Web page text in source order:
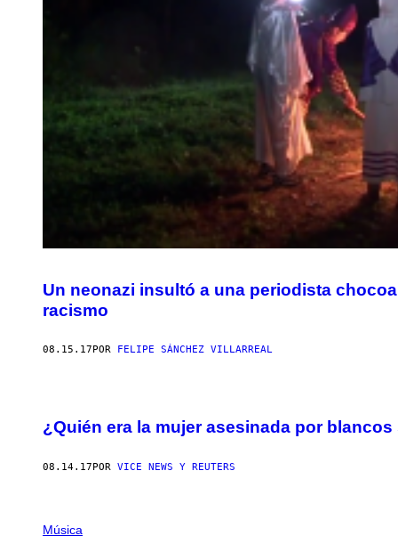
Un neonazi insultó a una periodista
racismo
08.15.17 POR FELIPE SÁNCHEZ VILLARREAL
¿Quién era la mujer asesinada por
08.14.17POR VICE NEWS Y REUTERS
Música